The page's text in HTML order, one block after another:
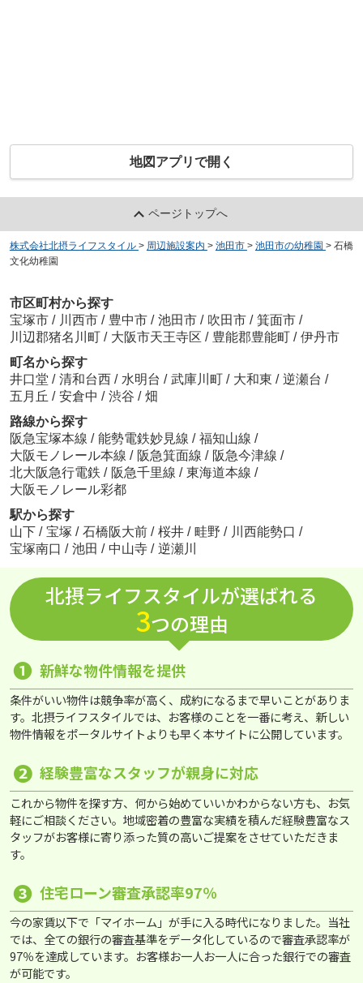
地図アプリで開く
ページトップへ
株式会社北摂ライフスタイル > 周辺施設案内 > 池田市 > 池田市の幼稚園 > 石橋
文化幼稚園
市区町村から探す
宝塚市 / 川西市 / 豊中市 / 池田市 / 吹田市 / 箕面市 /
川辺郡猪名川町 / 大阪市天王寺区 / 豊能郡豊能町 / 伊丹市
町名から探す
井口堂 / 清和台西 / 水明台 / 武庫川町 / 大和東 / 逆瀬台 /
五月丘 / 安倉中 / 渋谷 / 畑
路線から探す
阪急宝塚本線 / 能勢電鉄妙見線 / 福知山線 /
大阪モノレール本線 / 阪急箕面線 / 阪急今津線 /
北大阪急行電鉄 / 阪急千里線 / 東海道本線 /
大阪モノレール彩都
駅から探す
山下 / 宝塚 / 石橋阪大前 / 桜井 / 畦野 / 川西能勢口 /
宝塚南口 / 池田 / 中山寺 / 逆瀬川
北摂ライフスタイルが選ばれる
3つの理由
❶ 新鮮な物件情報を提供
条件がいい物件は競争率が高く、成約になるまで早いことがありま
す。北摂ライフスタイルでは、お客様のことを一番に考え、新しい
物件情報をポータルサイトよりも早く本サイトに公開しています。
❷ 経験豊富なスタッフが親身に対応
これから物件を探す方、何から始めていいかわからない方も、お気
軽にご相談ください。地域密着の豊富な実績を積んだ経験豊富なス
タッフがお客様に寄り添った質の高いご提案をさせていただきま
す。
❸ 住宅ローン審査承認率97％
今の家賃以下で「マイホーム」が手に入る時代になりました。当社
では、全ての銀行の審査基準をデータ化しているので審査承認率が
97％を達成しています。お客様お一人お一人に合った銀行での審査
が可能です。